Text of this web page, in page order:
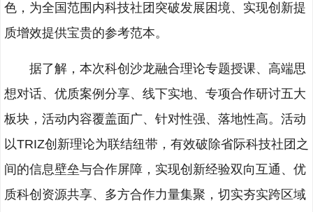
色，为全国范围内科技社团突破发展困境、实现创新提
质增效提供宝贵的参考范本。
据了解，本次科创沙龙融合理论专题授课、高端思
想对话、优质案例分享、线下实地、专项合作研讨五大
板块，活动内容覆盖面广、针对性强、落地性高。活动
以TRIZ创新理论为联结纽带，有效破除省际科技社团之
间的信息壁垒与合作屏障，实现创新经验双向互通、优
质科创资源共享、多方合作力量集聚，切实夯实跨区域